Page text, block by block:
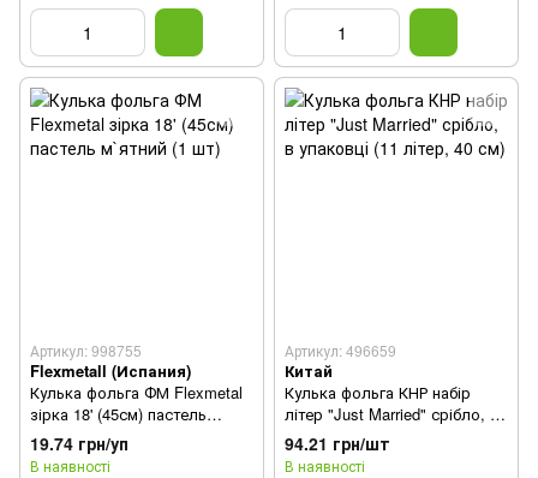
Артикул: 998755
Flexmetall (Испания)
Кулька фольга ФМ Flexmetal
зірка 18' (45см) пастель
м`ятний (1 шт)
19.74 грн/уп
В наявності
Артикул: 496659
Китай
Кулька фольга КНР набір
літер "Just Married" срібло, в
упаковці (11 літер, 40 см)
94.21 грн/шт
В наявності